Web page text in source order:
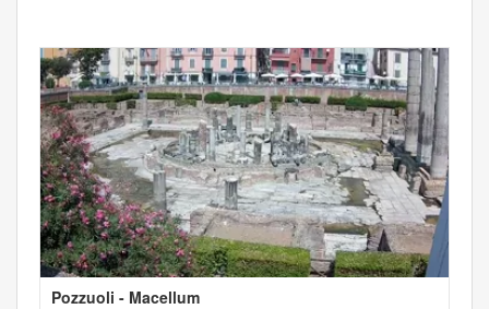
Pozzuoli - Macellum